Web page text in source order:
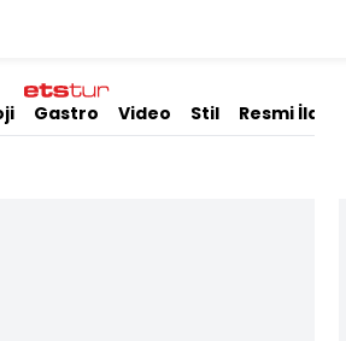
Gastro Video Stil Resmi İlanlar